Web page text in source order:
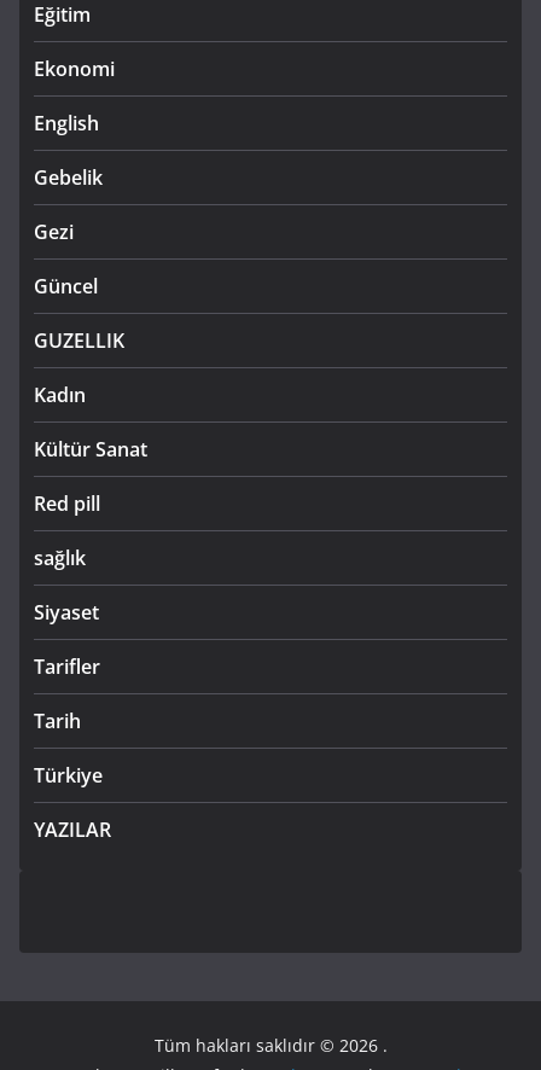
Eğitim
Ekonomi
English
Gebelik
Gezi
Güncel
GUZELLIK
Kadın
Kültür Sanat
Red pill
sağlık
Siyaset
Tarifler
Tarih
Türkiye
YAZILAR
Tüm hakları saklıdır © 2026 .